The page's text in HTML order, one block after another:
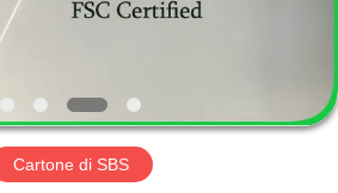
Cartone di SBS